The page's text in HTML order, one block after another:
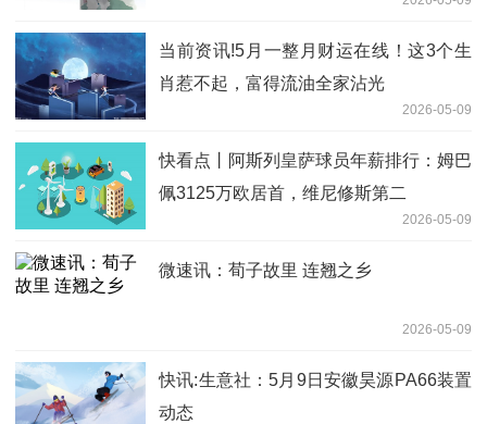
当前资讯!5月一整月财运在线！这3个生
肖惹不起，富得流油全家沾光
2026-05-09
快看点丨阿斯列皇萨球员年薪排行：姆巴
佩3125万欧居首，维尼修斯第二
2026-05-09
微速讯：荀子故里 连翘之乡
2026-05-09
快讯:生意社：5月9日安徽昊源PA66装置
动态